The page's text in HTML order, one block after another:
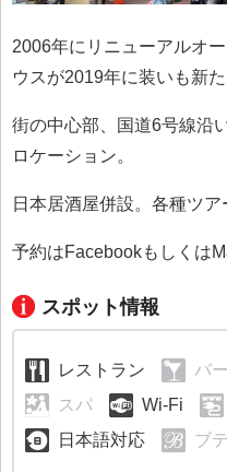
2006年にリニューアルオ
ウスが2019年に装いも新た
街の中心部、国道6号線沿
ロケーション。
日本居酒屋併設。各種ツア
予約はFacebookもしくは
スポット情報
レストラン バー
スパ
Wi-Fi
日本語対応
ブ